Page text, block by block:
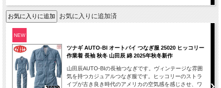
お気に入りに追加済
NEW
ツナギ AUTO-BI オートバイ つなぎ服 25020 ヒッコリー
作業着 長袖 秋冬 山田辰 綿 2025年秋冬新作
山田辰AUTO-BIの長袖つなぎです。ヴィンテージな雰囲
気を持つカジュアルつなぎ服です。ヒッコリーのストラ
イプが古き良き時代のアメリカの空気感を感じさせ、ワ